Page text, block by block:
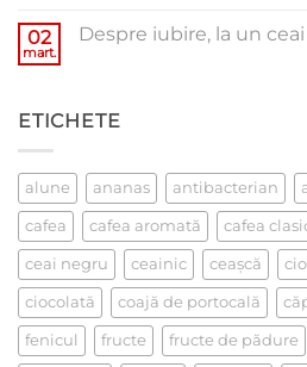
De
02
mart.
Despre iubire, la un ceai
iubire,
ETICHETE
alune ananas antibacterian
cafea cafea aromată cafea
ceai negru ceainic ceaşcă
ciocolată coajă de portocală
fenicul fructe fructe de pădure